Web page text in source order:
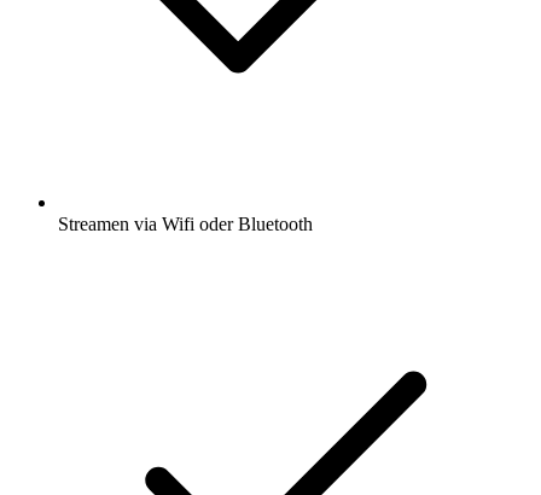
Streamen via Wifi oder Bluetooth